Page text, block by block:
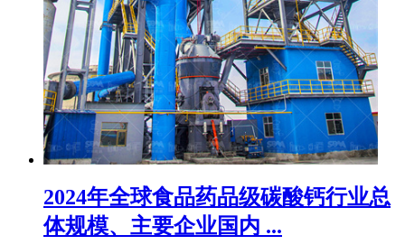
2024年全球食品药品级碳酸钙行业总
体规模、主要企业国内 ...